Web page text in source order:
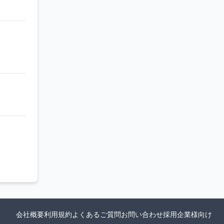
会社概要利用規約よくあるご質問お問い合わせ採用企業様向け